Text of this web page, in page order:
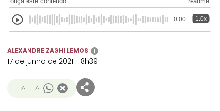
Transformation
Creative
Commerce
Entertainment
for Music
for Sport
Film Craft
Media
Creative Brand
Creative
Transformation
Creative Data
Entertainment
Entertainment
for Music
Entertainment
Innovation
Luxury
Titanium
0:00 1.0x
ALEXANDRE ZAGHI LEMOS i
17 de junho de 2021 - 8h39
- A + A